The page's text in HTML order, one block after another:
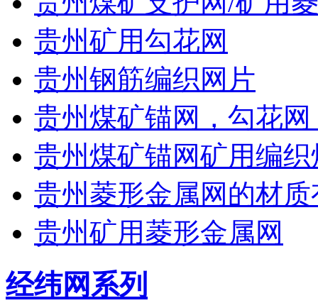
贵州矿用勾花网
贵州钢筋编织网片
贵州煤矿锚网，勾花
贵州煤矿锚网矿用编
贵州菱形金属网的材质
贵州矿用菱形金属网
经纬网系列